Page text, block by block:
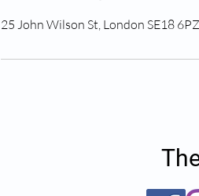
ú
25 John Wilson St, London SE18